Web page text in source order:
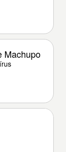
Machupo